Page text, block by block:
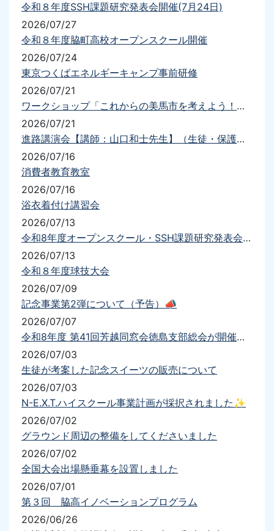
令和８年度SSH課題研究発表会開催(7月24日)
2026/07/27
令和８年度脇町高校オープンスクール開催
2026/07/24
東京つくばエネルギーキャンプ事前研修
2026/07/21
ワークショップ「これからの美馬市を考えよう！！」
2026/07/21
進路講演会【講師：山口和士先生】（生徒・保護者）を実施しました
2026/07/16
消費者教育教室
2026/07/16
浴衣着付け講習会
2026/07/13
令和8年度オープンスクール・SSH課題研究発表会について（要項・送迎）
2026/07/13
令和８年度球技大会
2026/07/09
記念事業第2弾について（予告）📣
2026/07/07
令和8年度 第41回芳越同窓会徳島支部総会が開催されました
2026/07/03
生徒が考案した記念スイーツの販売について
2026/07/03
N-E.X.T.ハイスクール事業計画が採択されました✨
2026/07/02
グラウンド周辺の整備をしてくださいました
2026/07/02
全国大会出場懸垂幕を設置しました
2026/07/01
第３回 脇高イノベーションプログラム
2026/06/26